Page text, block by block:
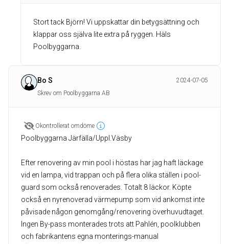
Stort tack Björn! Vi uppskattar din betygsättning och
klappar oss själva lite extra på ryggen. Häls
Poolbyggarna.
Bo S
2024-07-05
Skrev om Poolbyggarna AB
Okontrollerat omdöme
Poolbyggarna Järfälla/Uppl.Väsby
Efter renovering av min pool i höstas har jag haft läckage
vid en lampa, vid trappan och på flera olika ställen i pool-
guard som också renoverades. Totalt 8 läckor. Köpte
också en nyrenoverad värmepump som vid ankomst inte
påvisade någon genomgång/renovering överhuvudtaget.
Ingen By-pass monterades trots att Pahlén, poolklubben
och fabrikantens egna monterings-manual